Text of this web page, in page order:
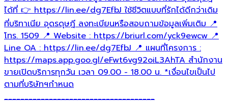
ได้ที่ 👉 https://lin.ee/dg7EfbJ ใช้ชีวิตแบบที่รักได้ดีกว่าเดิม
ที่บริทาเนีย อุดรดุษฎี ลงทะเบียนหรือสอบถามข้อมูลเพิ่มเติม 📍
โทร. 1509 📍 Website : https://briurl.com/yck9ewcw 📍
Line OA : https://lin.ee/dg7EfbJ 📍 แผนที่โครงการ :
https://maps.app.goo.gl/eFwt6vg92oiL3AhTA สำนักงาน
ขายเปิดบริการทุกวัน เวลา 09.00 - 18.00 น. *เงื่อนไขเป็นไป
ตามที่บริษัทฯกำหนด
_____________________________________